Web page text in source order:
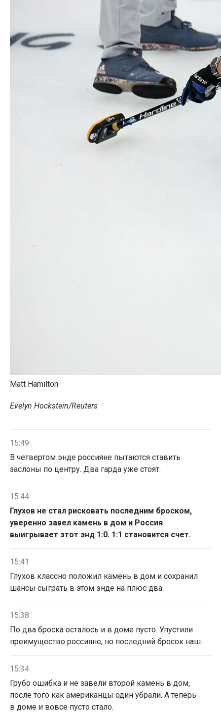
Matt Hamilton
Evelyn Hockstein/Reuters
15:49
В четвертом энде россияне пытаются ставить
заслоны по центру. Два гарда уже стоят.
15:44
Глухов не стал рисковать последним броском,
уверенно завел камень в дом и Россия
выигрывает этот энд 1:0. 1:1 становится счет.
15:41
Глухов классно положил камень в дом и сохранил
шансы сыграть в этом энде на плюс два.
15:38
По два броска осталось и в доме пусто. Упустили
преимущество россияне, но последний бросок наш.
15:34
Грубо ошибка и не завели второй камень в дом,
после того как американцы один убрали. А теперь
в доме и вовсе пусто стало.